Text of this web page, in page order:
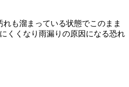
も溜まっている状態でこのまま
くくなり雨漏りの原因になる恐れ